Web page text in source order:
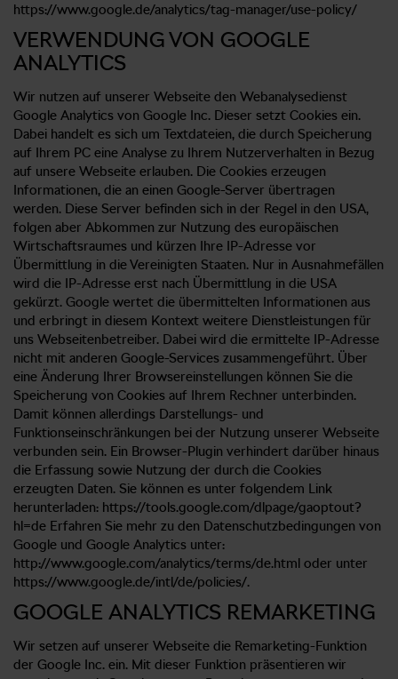
https://www.google.de/analytics/tag-manager/use-policy/
VERWENDUNG VON GOOGLE
ANALYTICS
Wir nutzen auf unserer Webseite den Webanalysedienst
Google Analytics von Google Inc. Dieser setzt Cookies ein.
Dabei handelt es sich um Textdateien, die durch Speicherung
auf Ihrem PC eine Analyse zu Ihrem Nutzerverhalten in Bezug
auf unsere Webseite erlauben. Die Cookies erzeugen
Informationen, die an einen Google-Server übertragen
werden. Diese Server befinden sich in der Regel in den USA,
folgen aber Abkommen zur Nutzung des europäischen
Wirtschaftsraumes und kürzen Ihre IP-Adresse vor
Übermittlung in die Vereinigten Staaten. Nur in Ausnahmefällen
wird die IP-Adresse erst nach Übermittlung in die USA
gekürzt. Google wertet die übermittelten Informationen aus
und erbringt in diesem Kontext weitere Dienstleistungen für
uns Webseitenbetreiber. Dabei wird die ermittelte IP-Adresse
nicht mit anderen Google-Services zusammengeführt. Über
eine Änderung Ihrer Browsereinstellungen können Sie die
Speicherung von Cookies auf Ihrem Rechner unterbinden.
Damit können allerdings Darstellungs- und
Funktionseinschränkungen bei der Nutzung unserer Webseite
verbunden sein. Ein Browser-Plugin verhindert darüber hinaus
die Erfassung sowie Nutzung der durch die Cookies
erzeugten Daten. Sie können es unter folgendem Link
herunterladen: https://tools.google.com/dlpage/gaoptout?
hl=de Erfahren Sie mehr zu den Datenschutzbedingungen von
Google und Google Analytics unter:
http://www.google.com/analytics/terms/de.html oder unter
https://www.google.de/intl/de/policies/.
GOOGLE ANALYTICS REMARKETING
Wir setzen auf unserer Webseite die Remarketing-Funktion
der Google Inc. ein. Mit dieser Funktion präsentieren wir